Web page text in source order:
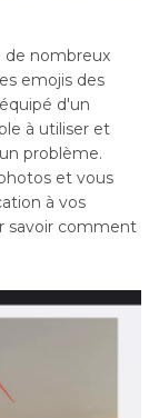
de nombreux
emojis des
d'un
à utiliser et
problème.
et vous
à vos
savoir comment